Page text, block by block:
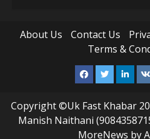
About Us Contact Us
Terms &
Facebook
Twitter VK
Copyright ©Uk Fast Khabar
Manish Naithani
MoreNews by